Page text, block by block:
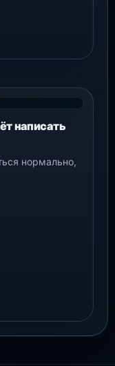
написать
нормально,